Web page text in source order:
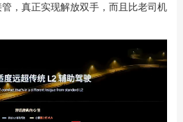
，真正实现解放双手，而且比老司机